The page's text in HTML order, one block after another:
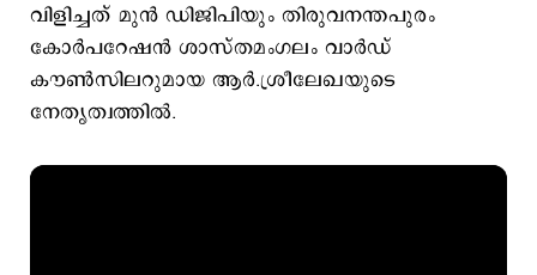
വിളിച്ചത് മുന്‍ ഡിജിപിയും തിരുവനന്തപുരം
കോര്‍പറേഷന്‍ ശാസ്തമംഗലം വാര്‍ഡ്
കൗണ്‍സിലറുമായ ആര്‍.ശ്രീലേഖയുടെ
നേതൃത്വത്തില്‍.